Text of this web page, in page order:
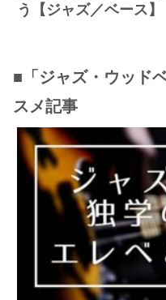
う【ジャズ／ベース】
■「ジャズ・ウッド
スメ記事